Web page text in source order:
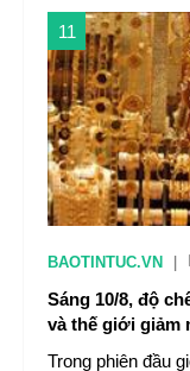
11
BAOTINTUC.VN
Sáng 10/8, độ
và thế giới giảm
Trong phiên đầu